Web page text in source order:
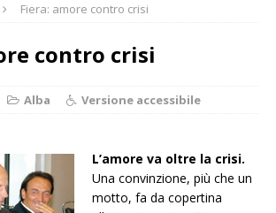
Fiera: amore contro crisi
contro crisi
Alba Versione accessibile
L’amore va oltre la crisi.
Una convinzione, più che un
motto, fa da copertina